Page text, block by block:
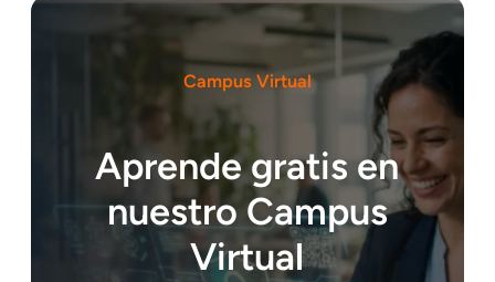
Campus Virtual
Aprende gratis en
nuestro Campus
Virtual